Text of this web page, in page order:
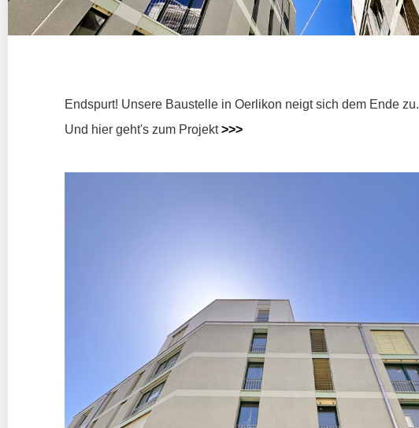
Endspurt! Unsere Baustelle in Oerlikon neigt sich dem Ende zu.
Und hier geht's zum Projekt>>>